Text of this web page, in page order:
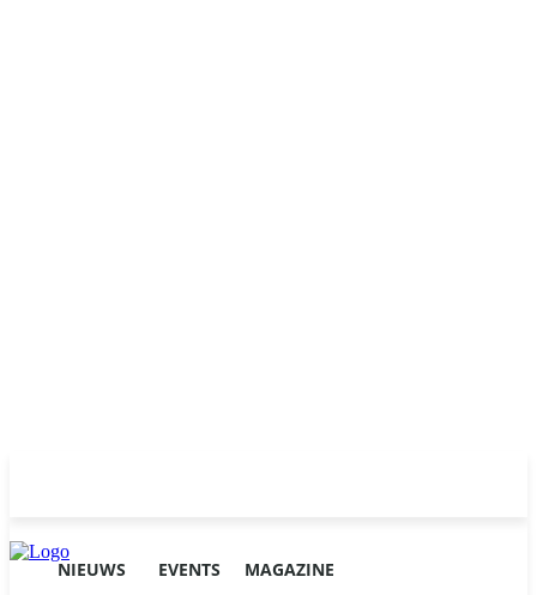
NIEUWS EVENTS MAGAZINE